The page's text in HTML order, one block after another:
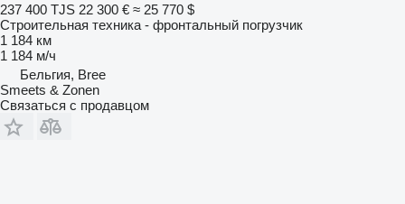
237 400 TJS 22 300 € ≈ 25 770 $
Строительная техника - фронтальный погрузчик
1 184 км
1 184 м/ч
Бельгия, Bree
Smeets & Zonen
Связаться с продавцом